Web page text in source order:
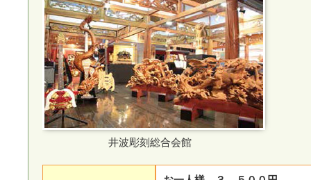
井波彫刻総合会館